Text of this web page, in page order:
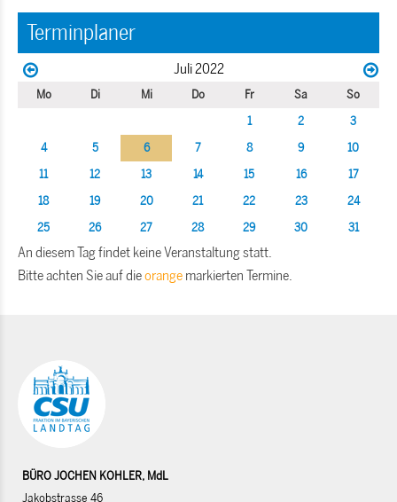
Terminplaner
Juli 2022
Mo Di Mi Do Fr Sa
So
1
2
3
4
5 6 7 8 9
10
11
12 13 14 15 16
17
18
19 20 21 22 23
24
25
26 27 28 29 30 31
An diesem Tag findet keine Veranstaltung statt.
Bitte achten Sie auf dieorange markierten Termine.
BÜRO JOCHEN KOHLER, MdL
Jakobstrasse 46